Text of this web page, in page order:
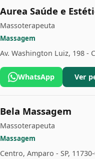
Aurea Saúde e
Massoterapeuta
Massagem
Av. Washington Luiz, 198 -
WhatsApp Ver
Bela Massagem
Massoterapeuta
Massagem
Centro, Amparo - SP,